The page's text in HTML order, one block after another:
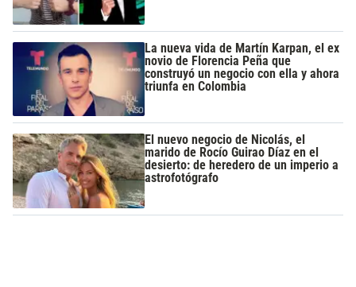
La nueva vida de Martín Karpan, el ex
novio de Florencia Peña que
construyó un negocio con ella y ahora
triunfa en Colombia
El nuevo negocio de Nicolás, el
marido de Rocío Guirao Díaz en el
desierto: de heredero de un imperio a
astrofotógrafo